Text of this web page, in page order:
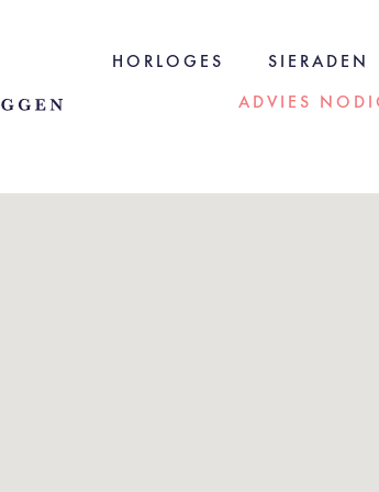
HORLOGES SIERADEN
ADVIES